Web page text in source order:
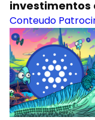
investimentos
Conteudo